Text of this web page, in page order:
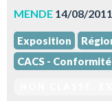
MENDE 14/08/
Exposition
CACS -